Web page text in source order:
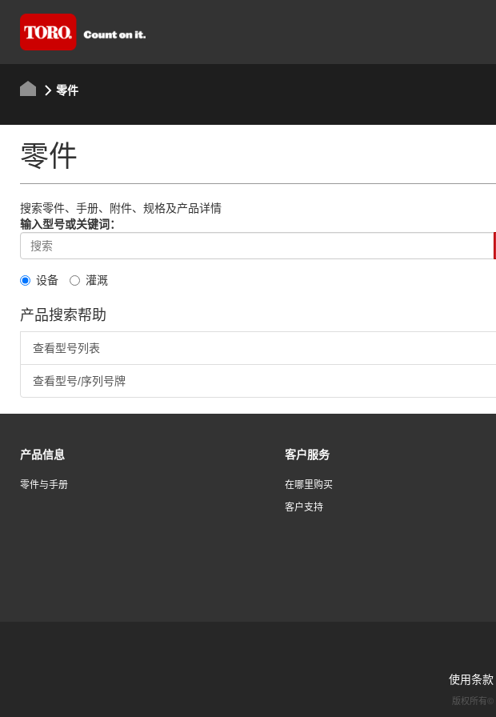
零件
零件
搜索零件、手册、附件、规格及产品详情
输入型号或关键词：
设备 灌溉
产品搜索帮助
查看型号列表
查看型号/序列号牌
产品信息
零件与手册
客户服务
在哪里购买
客户支持
使用条款
版权所有©